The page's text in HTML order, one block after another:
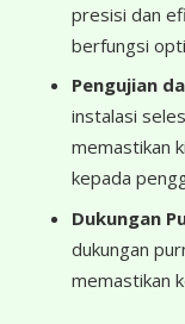
presisi dan
berfungsi
Pengujian
instalasi
memastikan
kepada
Dukungan
dukungan
memastikan